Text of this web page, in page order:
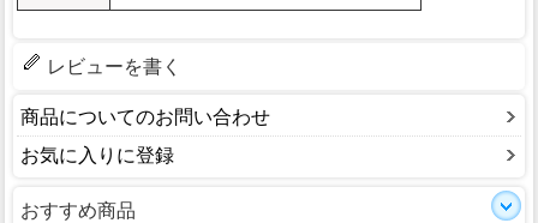
レビューを書く
商品についてのお問い合わせ
お気に入りに登録
おすすめ商品